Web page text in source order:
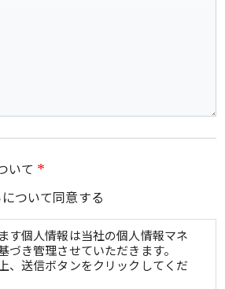
いて *
ついて同意する
す個人情報は当社の個人情報マネ
づき管理させていただきます。
、送信ボタンをクリックしてくだ